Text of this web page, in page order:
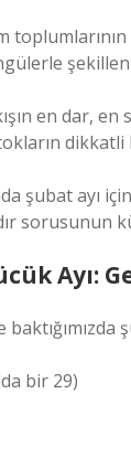
en dar,
dikkatli
şubat ayı
sorusunun
Ayı:
bir 29)